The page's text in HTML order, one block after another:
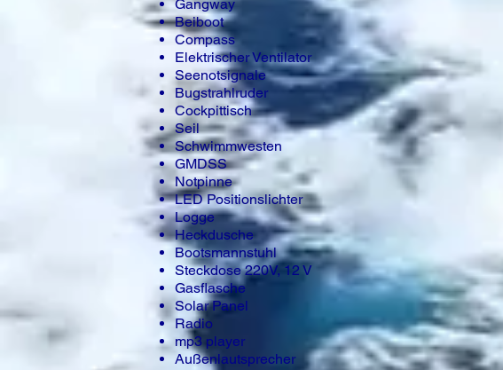
Gangway
Beiboot
Compass
Elektrischer Ventilator
Seenotsignale
Bugstrahlruder
Cockpittisch
Seil
Schwimmwesten
GMDSS
Notpinne
LED Positionslichter
Logge
Heckdusche
Bootsmannstuhl
Steckdose 220V, 12 V
Gasflasche
Solar Panel
Radio
mp3 player
Außenlautsprecher